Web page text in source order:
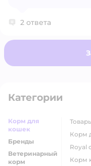
кошек. Есть два
2 ответа
Категории
Корм для
кошек
Бренды
Ветеринарный
корм
корм
royal
корм